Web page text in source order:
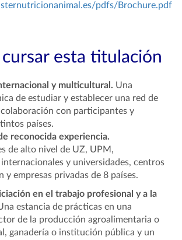
pdfs/Brochure.pdf
cursar esta titulación
y multicultural. Una
de estudiar y establecer una red de
con participantes y
países.
reconocida experiencia.
de alto nivel de UZ, UPM,
y universidades, centros
y empresas privadas de 8 países.
en el trabajo profesional y a la
estancia de prácticas en una
de la producción agroalimentaria o
ganadería o institución pública y un